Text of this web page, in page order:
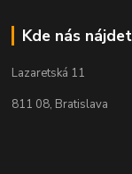
Kde nás
Lazaretská 11
811 08, Bratislava